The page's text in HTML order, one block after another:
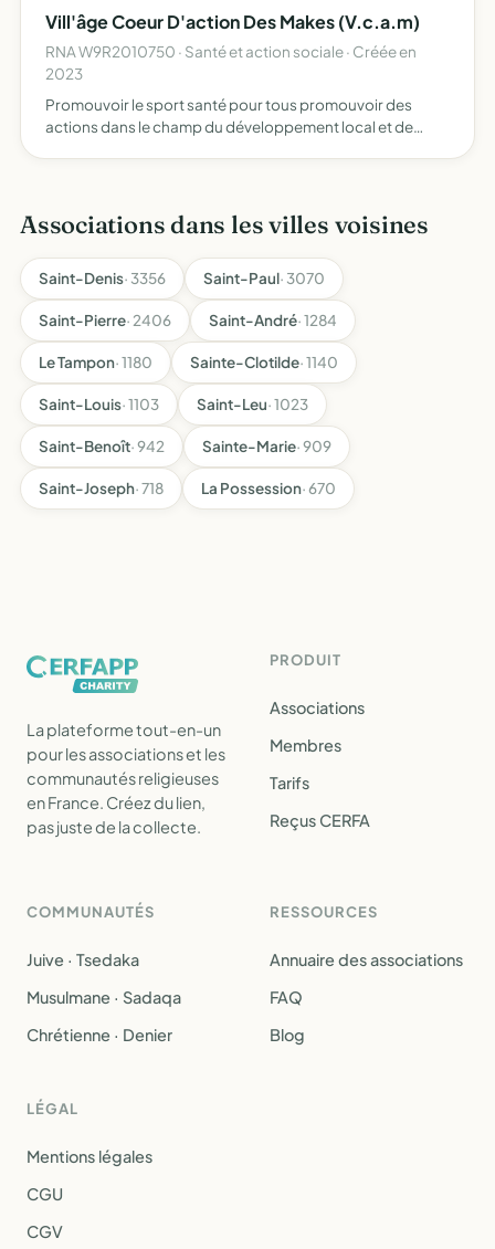
psycho…
Vill'âge Coeur D'action Des Makes (V.c.a.m)
RNA W9R2010750 · Santé et action sociale · Créée en
2023
Promouvoir le sport santé pour tous promouvoir des
actions dans le champ du développement local et de
Associations dans les villes voisines
Saint-Denis· 3356 Saint-Paul· 3070
Saint-Pierre· 2406 Saint-André· 1284
Le Tampon· 1180 Sainte-Clotilde· 1140
Saint-Louis· 1103 Saint-Leu· 1023
Saint-Benoît· 942 Sainte-Marie· 909
Saint-Joseph· 718 La Possession· 670
La plateforme tout-en-un
pour les associations et les
communautés religieuses
en France. Créez du lien,
pas juste de la collecte.
PRODUIT
Associations
Membres
Tarifs
Reçus CERFA
COMMUNAUTÉS
Juive · Tsedaka
Musulmane · Sadaqa
Chrétienne · Denier
RESSOURCES
Annuaire des associations
FAQ
Blog
LÉGAL
Mentions légales
CGU
CGV